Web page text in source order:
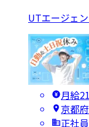
UTエージェ
月給
京都
正社員